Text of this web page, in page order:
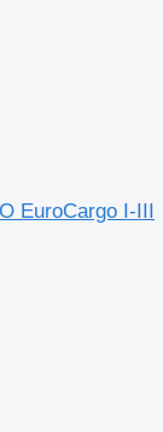
EuroCargo I-III